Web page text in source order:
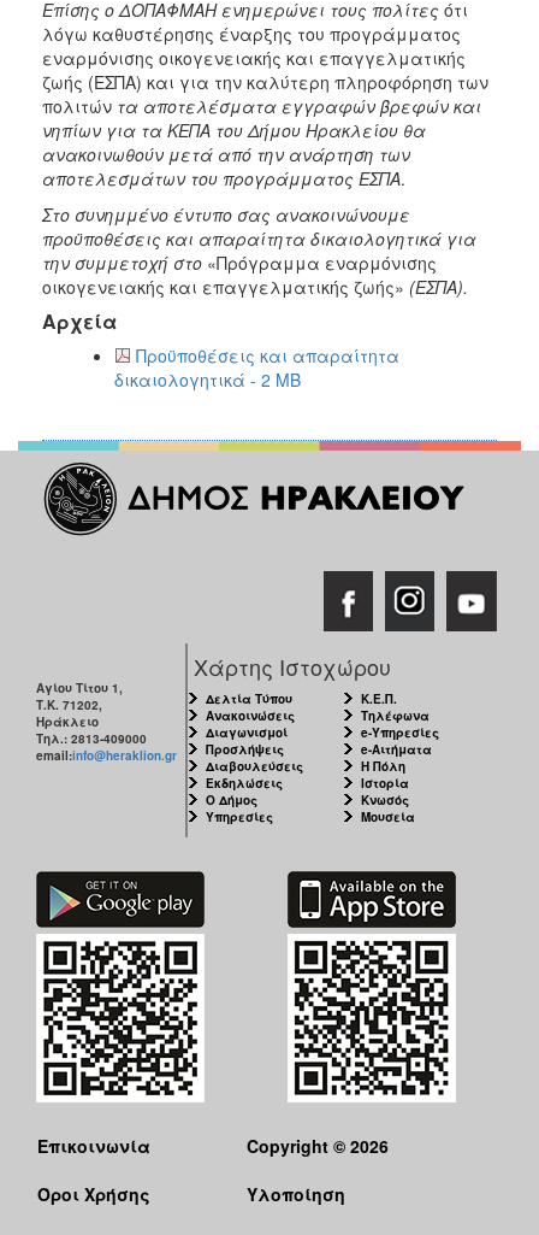
ΤΟΠΟΣ
ΠΟΛΙΤΙΣΜΟΣ
ΑΝΘΕΚΤΙΚΗ
ΠΟΛΗ
Επίσης ο ΔΟΠΑΦΜΑΗ ενημερώνει τους πολίτες ότι
λόγω καθυστέρησης έναρξης του προγράμματος
εναρμόνισης οικογενειακής και επαγγελματικής
ζωής (ΕΣΠΑ) και για την καλύτερη πληροφόρηση των
πολιτών τα αποτελέσματα εγγραφών βρεφών και
νηπίων για τα ΚΕΠΑ του Δήμου Ηρακλείου θα
ανακοινωθούν μετά από την ανάρτηση των
αποτελεσμάτων του προγράμματος ΕΣΠΑ.
Στο συνημμένο έντυπο σας ανακοινώνουμε
προϋποθέσεις και απαραίτητα δικαιολογητικά για
την συμμετοχή στο «Πρόγραμμα εναρμόνισης
οικογενειακής και επαγγελματικής ζωής» (ΕΣΠΑ).
Αρχεία
Προϋποθέσεις και απαραίτητα
δικαιολογητικά - 2 MB
Αγίου Τίτου 1,
Τ.Κ. 71202,
Ηράκλειο
Τηλ.: 2813-409000
email:info@heraklion.gr
Χάρτης Ιστοχώρου
Δελτία Τύπου
Ανακοινώσεις
Διαγωνισμοί
Προσλήψεις
Διαβουλεύσεις
Εκδηλώσεις
Ο Δήμος
Υπηρεσίες
Κ.Ε.Π.
Τηλέφωνα
e-Υπηρεσίες
e-Αιτήματα
Η Πόλη
Ιστορία
Κνωσός
Μουσεία
Επικοινωνία
Όροι Χρήσης
Copyright © 2026
Υλοποίηση